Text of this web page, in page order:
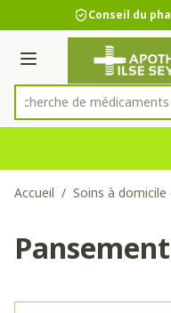
Aller au contenu
1 de 1
Conseil du
Menu
Rechercher
Recherche de
Accueil / Soins à